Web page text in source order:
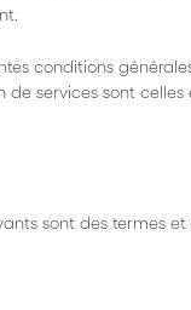
conditions
de services sont
sont des termes